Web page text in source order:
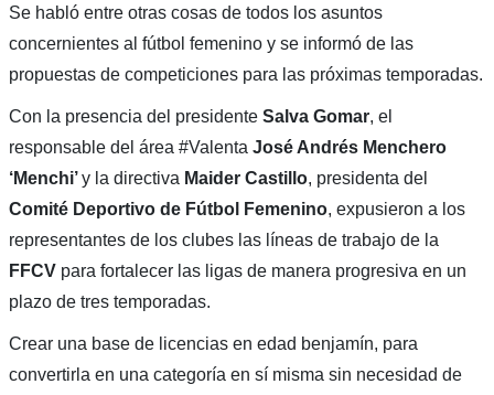
Se habló entre otras cosas de todos los asuntos
concernientes al fútbol femenino y se informó de las
propuestas de competiciones para las próximas temporadas.
Con la presencia del presidenteSalva Gomar, el
responsable del área #Valenta José Andrés Menchero
‘Menchi’y la directiva Maider Castillo, presidenta del
Comité Deportivo de Fútbol Femenino, expusieron a los
representantes de los clubes las líneas de trabajo de la
FFCVpara fortalecer las ligas de manera progresiva en un
plazo de tres temporadas.
Crear una base de licencias en edad benjamín, para
convertirla en una categoría en sí misma sin necesidad de